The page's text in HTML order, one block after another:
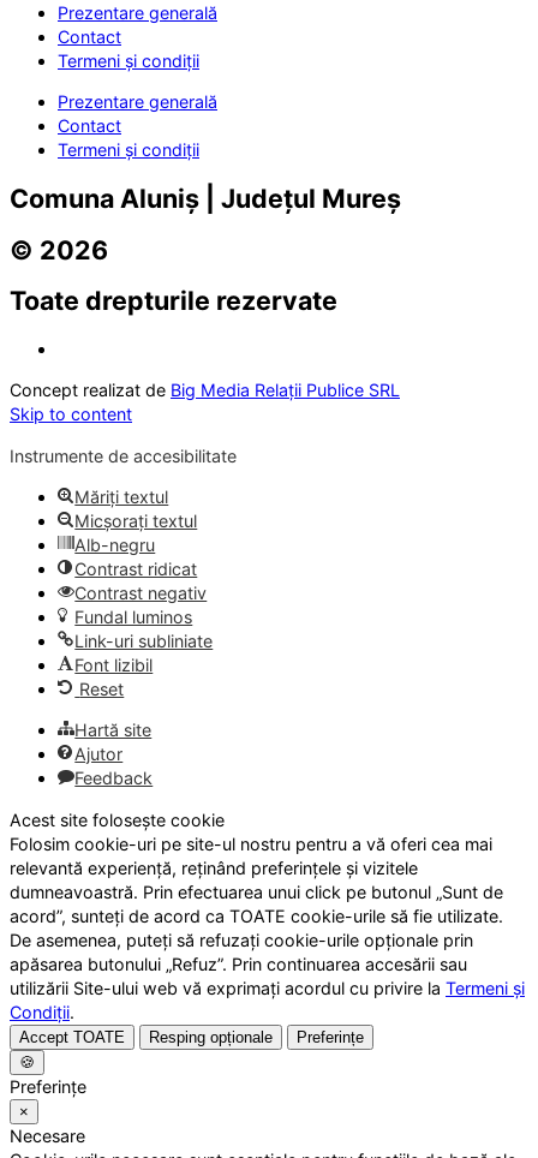
Prezentare generală
Contact
Termeni și condiții
Prezentare generală
Contact
Termeni și condiții
Comuna Aluniș | Județul Mureș
© 2026
Toate drepturile rezervate
Concept realizat de Big Media Relații Publice SRL
Skip to content
Instrumente de accesibilitate
Măriți textul
Micșorați textul
Alb-negru
Contrast ridicat
Contrast negativ
Fundal luminos
Link-uri subliniate
Font lizibil
Reset
Hartă site
Ajutor
Feedback
Acest site folosește cookie
Folosim cookie-uri pe site-ul nostru pentru a vă oferi cea mai
relevantă experiență, reținând preferințele și vizitele
dumneavoastră. Prin efectuarea unui click pe butonul „Sunt de
acord”, sunteți de acord ca TOATE cookie-urile să fie utilizate.
De asemenea, puteți să refuzați cookie-urile opționale prin
apăsarea butonului „Refuz”. Prin continuarea accesării sau
utilizării Site-ului web vă exprimați acordul cu privire la Termeni și
Condiții.
Accept TOATE Resping opționale
Preferințe
🍪
Preferințe
×
Necesare